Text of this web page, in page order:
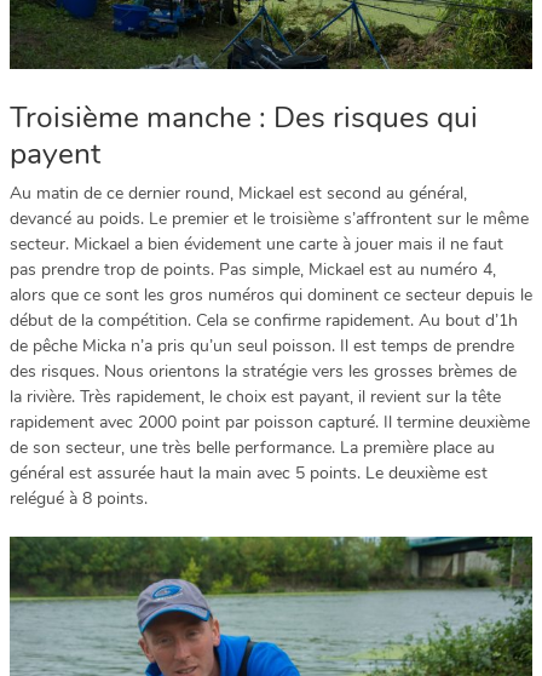
Troisième manche : Des risques qui
payent
Au matin de ce dernier round, Mickael est second au général,
devancé au poids. Le premier et le troisième s’affrontent sur le même
secteur. Mickael a bien évidement une carte à jouer mais il ne faut
pas prendre trop de points. Pas simple, Mickael est au numéro 4,
alors que ce sont les gros numéros qui dominent ce secteur depuis le
début de la compétition. Cela se confirme rapidement. Au bout d’1h
de pêche Micka n’a pris qu’un seul poisson. Il est temps de prendre
des risques. Nous orientons la stratégie vers les grosses brèmes de
la rivière. Très rapidement, le choix est payant, il revient sur la tête
rapidement avec 2000 point par poisson capturé. Il termine deuxième
de son secteur, une très belle performance. La première place au
général est assurée haut la main avec 5 points. Le deuxième est
relégué à 8 points.